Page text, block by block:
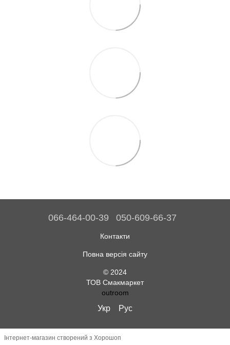
066-464-00-39 050-609-66-37
Контакти
Повна версія сайту
© 2024
ТОВ Смакмаркет
outroom
Укр Рус
Інтернет-магазин створений з Хорошоп